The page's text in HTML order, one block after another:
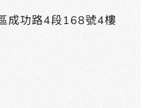
成功路4段168號4樓